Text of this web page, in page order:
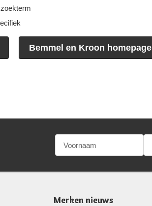
Bemmel en Kroon homepage
Merken nieuws